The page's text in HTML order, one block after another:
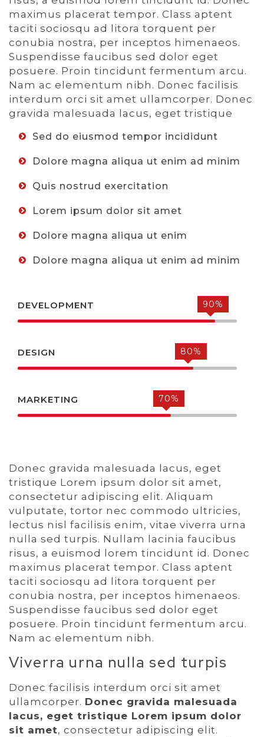
maximus placerat tempor. Class aptent
taciti sociosqu ad litora torquent per
conubia nostra, per inceptos himenaeos.
Suspendisse faucibus sed dolor eget
posuere. Proin tincidunt fermentum arcu.
Nam ac elementum nibh. Donec facilisis
interdum orci sit amet ullamcorper. Donec
gravida malesuada lacus, eget tristique
Sed do eiusmod tempor incididunt
Dolore magna aliqua ut enim ad minim
Quis nostrud exercitation
Lorem ipsum dolor sit amet
Dolore magna aliqua ut enim
Dolore magna aliqua ut enim ad minim
DEVELOPMENT 90%
DESIGN 80%
MARKETING 70%
Donec gravida malesuada lacus, eget
tristique Lorem ipsum dolor sit amet,
consectetur adipiscing elit. Aliquam
vulputate, tortor nec commodo ultricies,
lectus nisl facilisis enim, vitae viverra urna
nulla sed turpis. Nullam lacinia faucibus
risus, a euismod lorem tincidunt id. Donec
maximus placerat tempor. Class aptent
taciti sociosqu ad litora torquent per
conubia nostra, per inceptos himenaeos.
Suspendisse faucibus sed dolor eget
posuere. Proin tincidunt fermentum arcu.
Nam ac elementum nibh.
Viverra urna nulla sed turpis
Donec facilisis interdum orci sit amet
ullamcorper. Donec gravida malesuada
lacus, eget tristique Lorem ipsum dolor
sit amet, consectetur adipiscing elit.